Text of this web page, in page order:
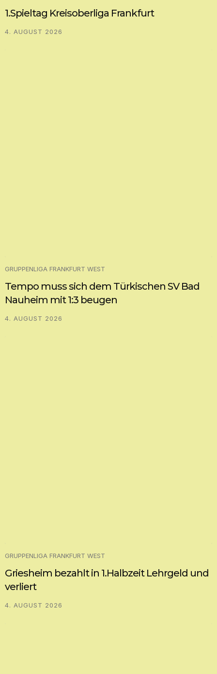
1.Spieltag Kreisoberliga Frankfurt
4. AUGUST 2026
GRUPPENLIGA FRANKFURT WEST
Tempo muss sich dem Türkischen SV Bad
Nauheim mit 1:3 beugen
4. AUGUST 2026
GRUPPENLIGA FRANKFURT WEST
Griesheim bezahlt in 1.Halbzeit Lehrgeld und
verliert
4. AUGUST 2026